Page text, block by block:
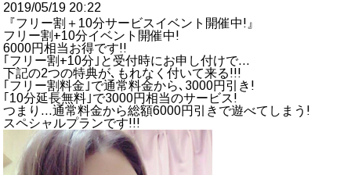
2019/05/19 20:22
『フリー割＋10分サービスイベント開催中!』
フリー割+10分イベント開催中!
6000円相当お得です!!
｢フリー割+10分｣と受付時にお申し付けで…
下記の2つの特典が､もれなく付いて来る!!!
｢フリー割料金｣で通常料金から､3000円引き!
｢10分延長無料｣で3000円相当のサービス!
つまり…通常料金から総額6000円引きで遊べてしまう!
スペシャルプランです!!!